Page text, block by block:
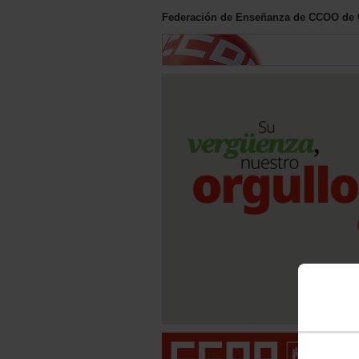
Federación de Enseñanza de CCOO